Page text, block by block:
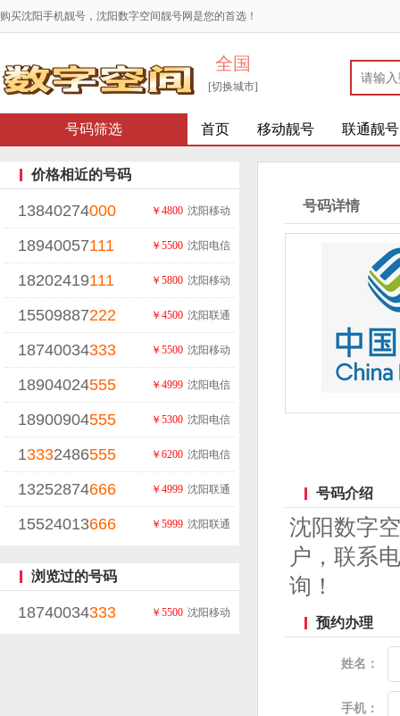
购买沈阳手机靓号，沈阳数字空间靓号网是您的首选！
全国
[切换城市]
号码筛选 首页 移动靓号 联通靓号
价格相近的号码
13840274000 沈阳移动
￥4800
18940057111 沈阳电信
￥5500
18202419111 沈阳移动
￥5800
15509887222 沈阳联通
￥4500
18740034333 沈阳移动
￥5500
18904024555 沈阳电信
￥4999
18900904555 沈阳电信
￥5300
13332486555 沈阳电信
￥6200
13252874666 沈阳联通
￥4999
15524013666 沈阳联通
￥5999
浏览过的号码
18740034333 沈阳移动
￥5500
号码详情
号码介绍
沈阳数字
户，联系
询！
预约办理
姓名：
手机：